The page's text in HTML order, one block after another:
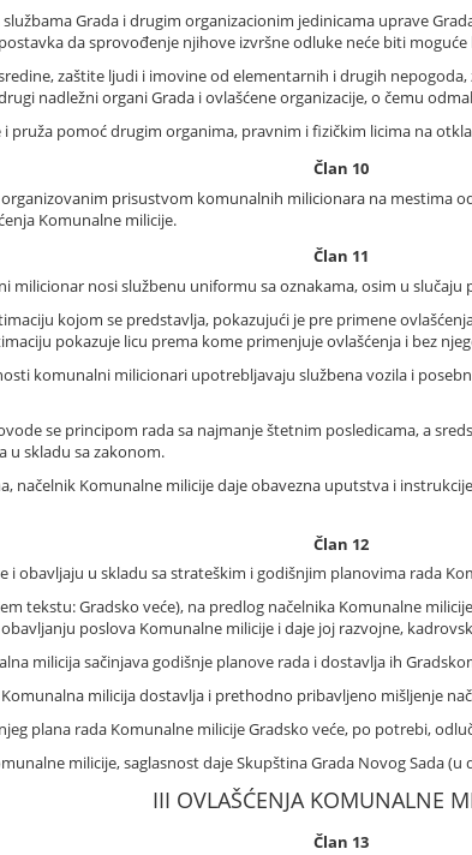
Grada i drugim organizacionim jedinicama uprave
da sprovođenje njihove izvršne odluke neće biti
zaštite ljudi i imovine od elementarnih i drugih
nadležni organi Grada i ovlašćene organizacije, o čemu
i pruža pomoć drugim organima, pravnim i fizičkim licima na
Član 10
prisustvom komunalnih milicionara na mestima
Komunalne milicije.
Član 11
milicionar nosi službenu uniformu sa oznakama, osim u
kojom se predstavlja, pokazujući je pre primene
pokazuje licu prema kome primenjuje ovlašćenja i bez
komunalni milicionari upotrebljavaju službena vozila i
se principom rada sa najmanje štetnim posledicama, a
u skladu sa zakonom.
načelnik Komunalne milicije daje obavezna uputstva i
Član 12
i obavljaju u skladu sa strateškim i godišnjim planovima rada
tekstu: Gradsko veće), na predlog načelnika Komunalne
poslova Komunalne milicije i daje joj razvojne,
milicija sačinjava godišnje planove rada i dostavlja ih
Komunalna milicija dostavlja i prethodno pribavljeno mišljenje
plana rada Komunalne milicije Gradsko veće, po potrebi,
milicije, saglasnost daje Skupština Grada Novog Sada
III OVLAŠĆENJA KOMUNALNE
Član 13